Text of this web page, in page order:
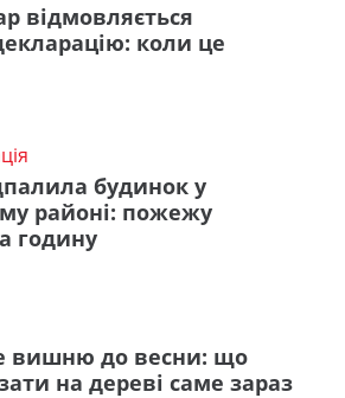
відмовляється
коли це
будинок у
районі: пожежу
годину
вишню до весни: що
на дереві саме зараз